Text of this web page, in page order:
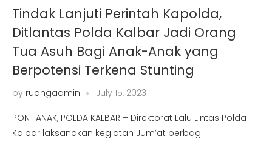
Tindak Lanjuti Perintah Kapolda,
Ditlantas Polda Kalbar Jadi Orang
Tua Asuh Bagi Anak-Anak yang
Berpotensi Terkena Stunting
by ruangadmin July 15, 2023
PONTIANAK, POLDA KALBAR – Direktorat Lalu Lintas Polda
Kalbar laksanakan kegiatan Jum’at berbagi